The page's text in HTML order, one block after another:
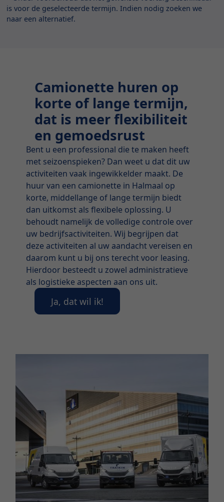
is voor de geselecteerde termijn. Indien nodig zoeken we
naar een alternatief.
Camionette huren op
korte of lange termijn,
dat is meer flexibiliteit
en gemoedsrust
Bent u een professional die te maken heeft
met seizoenspieken? Dan weet u dat dit uw
activiteiten vaak ingewikkelder maakt. De
huur van een camionette in Halmaal op
korte, middellange of lange termijn biedt
dan uitkomst als flexibele oplossing. U
behoudt namelijk de volledige controle over
uw bedrijfsactiviteiten. Wij begrijpen dat
deze activiteiten al uw aandacht vereisen en
daarom kunt u bij ons terecht voor leasing.
Hierdoor besteedt u zowel administratieve
als logistieke aspecten aan ons uit.
Ja, dat wil ik!